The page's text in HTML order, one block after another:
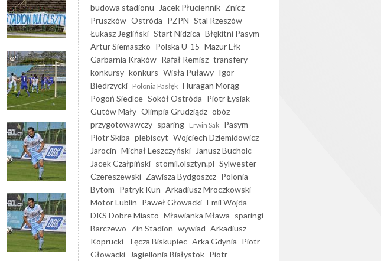
budowa stadionu
Jacek Płuciennik Znicz
Pruszków Ostróda PZPN Stal Rzeszów
Łukasz Jegliński Start Nidzica Błękitni Pasym
Artur Siemaszko Polska U-15 Mazur Ełk
Garbarnia Kraków Rafał Remisz transfery
konkursy konkurs Wisła Puławy Igor
Biedrzycki Polonia Pasłęk Huragan Morąg
Pogoń Siedlce Sokół Ostróda Piotr Łysiak
Gutów Mały Olimpia Grudziądz obóz
przygotowawczy sparing Erwin Sak Pasym
Piotr Skiba plebiscyt Wojciech Dziemidowicz
Jarocin Michał Leszczyński
Janusz Bucholc
Jacek Czałpiński stomil.olsztyn.pl Sylwester
Czereszewski Zawisza Bydgoszcz Polonia
Bytom Patryk Kun Arkadiusz Mroczkowski
Motor Lublin Paweł Głowacki Emil Wojda
DKS Dobre Miasto Mławianka Mława sparingi
Barczewo Zin Stadion wywiad Arkadiusz
Koprucki Tęcza Biskupiec Arka Gdynia Piotr
Głowacki
Jagiellonia Białystok Piotr